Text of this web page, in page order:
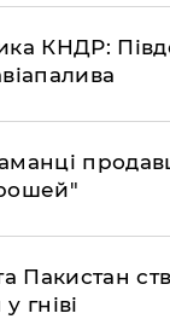
КНДР:
Пакистан
гніві